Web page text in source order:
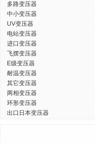
多路变压器
中小变压器
UV变压器
电站变压器
进口变压器
飞摆变压器
E级变压器
耐温变压器
其它变压器
两相变压器
环形变压器
出口日本变压器